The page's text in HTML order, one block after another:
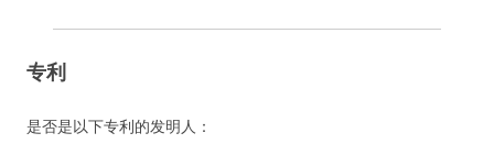
专利
是否是以下专利的发明人：